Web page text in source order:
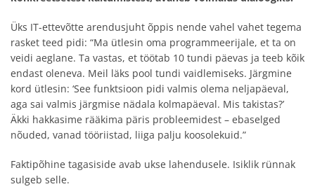
Üks IT-ettevõtte arendusjuht õppis nende vahel vahet tegema
rasket teed pidi: “Ma ütlesin oma programmeerijale, et ta on
veidi aeglane. Ta vastas, et töötab 10 tundi päevas ja teeb kõik
endast oleneva. Meil läks pool tundi vaidlemiseks. Järgmine
kord ütlesin: ‘See funktsioon pidi valmis olema neljapäeval,
aga sai valmis järgmise nädala kolmapäeval. Mis takistas?’
Äkki hakkasime rääkima päris probleemidest – ebaselged
nõuded, vanad tööriistad, liiga palju koosolekuid.”
Faktipõhine tagasiside avab ukse lahendusele. Isiklik rünnak
sulgeb selle.